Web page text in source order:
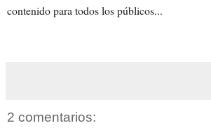
contenido para todos los públicos...
2 comentarios: